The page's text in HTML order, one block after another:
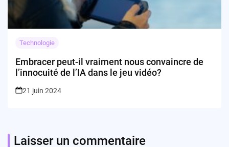
Technologie
Embracer peut-il vraiment nous convaincre de
l’innocuité de l’IA dans le jeu vidéo?
21 juin 2024
Laisser un commentaire